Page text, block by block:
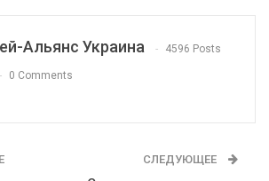
Альянс Украина 4596 Posts
0 Comments
СЛЕДУЮЩЕЕ